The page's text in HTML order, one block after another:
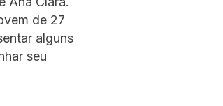
de 27
alguns
seu